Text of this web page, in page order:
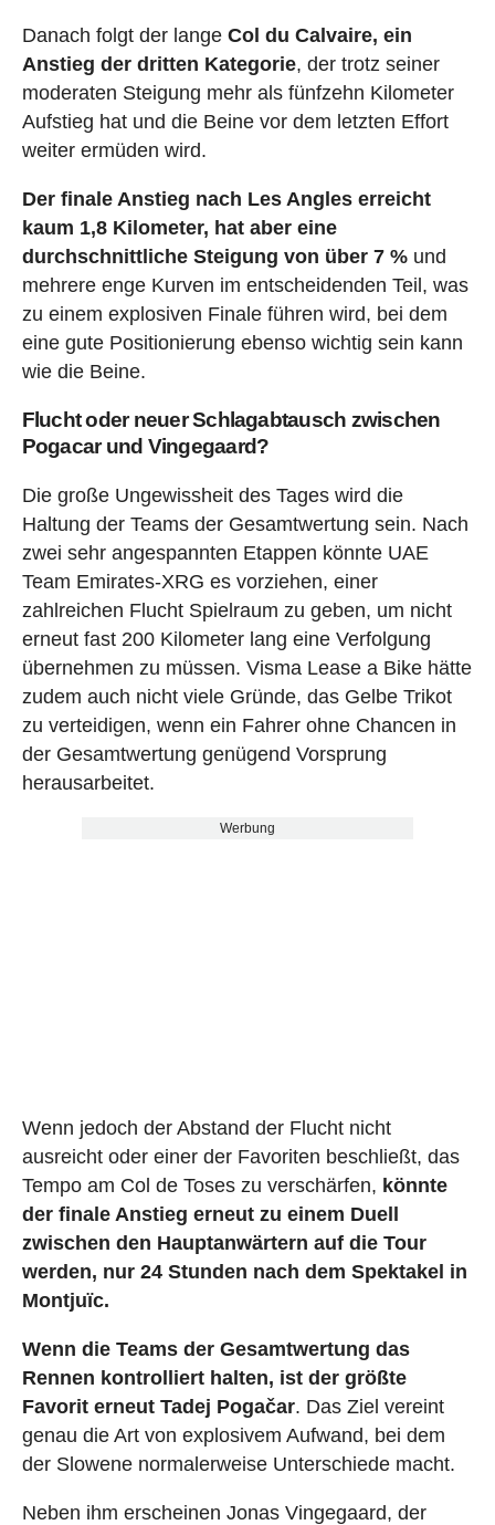
Danach folgt der langeCol du Calvaire, ein
Anstieg der dritten Kategorie, der trotz seiner
moderaten Steigung mehr als fünfzehn Kilometer
Aufstieg hat und die Beine vor dem letzten Effort
weiter ermüden wird.
Der finale Anstieg nach Les Angles erreicht
kaum 1,8 Kilometer, hat aber eine
durchschnittliche Steigung von über 7 %und
mehrere enge Kurven im entscheidenden Teil, was
zu einem explosiven Finale führen wird, bei dem
eine gute Positionierung ebenso wichtig sein kann
wie die Beine.
Flucht oder neuer Schlagabtausch zwischen
Pogacar und Vingegaard?
Die große Ungewissheit des Tages wird die
Haltung der Teams der Gesamtwertung sein. Nach
zwei sehr angespannten Etappen könnte UAE
Team Emirates-XRG es vorziehen, einer
zahlreichen Flucht Spielraum zu geben, um nicht
erneut fast 200 Kilometer lang eine Verfolgung
übernehmen zu müssen. Visma Lease a Bike hätte
zudem auch nicht viele Gründe, das Gelbe Trikot
zu verteidigen, wenn ein Fahrer ohne Chancen in
der Gesamtwertung genügend Vorsprung
herausarbeitet.
Werbung
Wenn jedoch der Abstand der Flucht nicht
ausreicht oder einer der Favoriten beschließt, das
Tempo am Col de Toses zu verschärfen, könnte
der finale Anstieg erneut zu einem Duell
zwischen den Hauptanwärtern auf die Tour
werden, nur 24 Stunden nach dem Spektakel in
Montjuïc.
Wenn die Teams der Gesamtwertung das
Rennen kontrolliert halten, ist der größte
Favorit erneut Tadej Pogačar. Das Ziel vereint
genau die Art von explosivem Aufwand, bei dem
der Slowene normalerweise Unterschiede macht.
Neben ihm erscheinen Jonas Vingegaard, der